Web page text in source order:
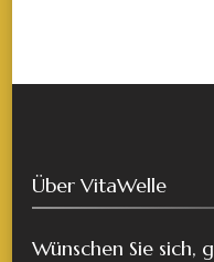
Über VitaWelle
Wünschen Sie sich,